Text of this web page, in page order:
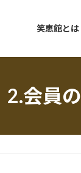
笑恵館とは
2.会員